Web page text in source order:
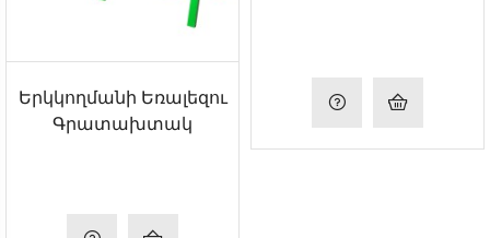
Երկկողմանի Եռալեզու
Գրատախտակ